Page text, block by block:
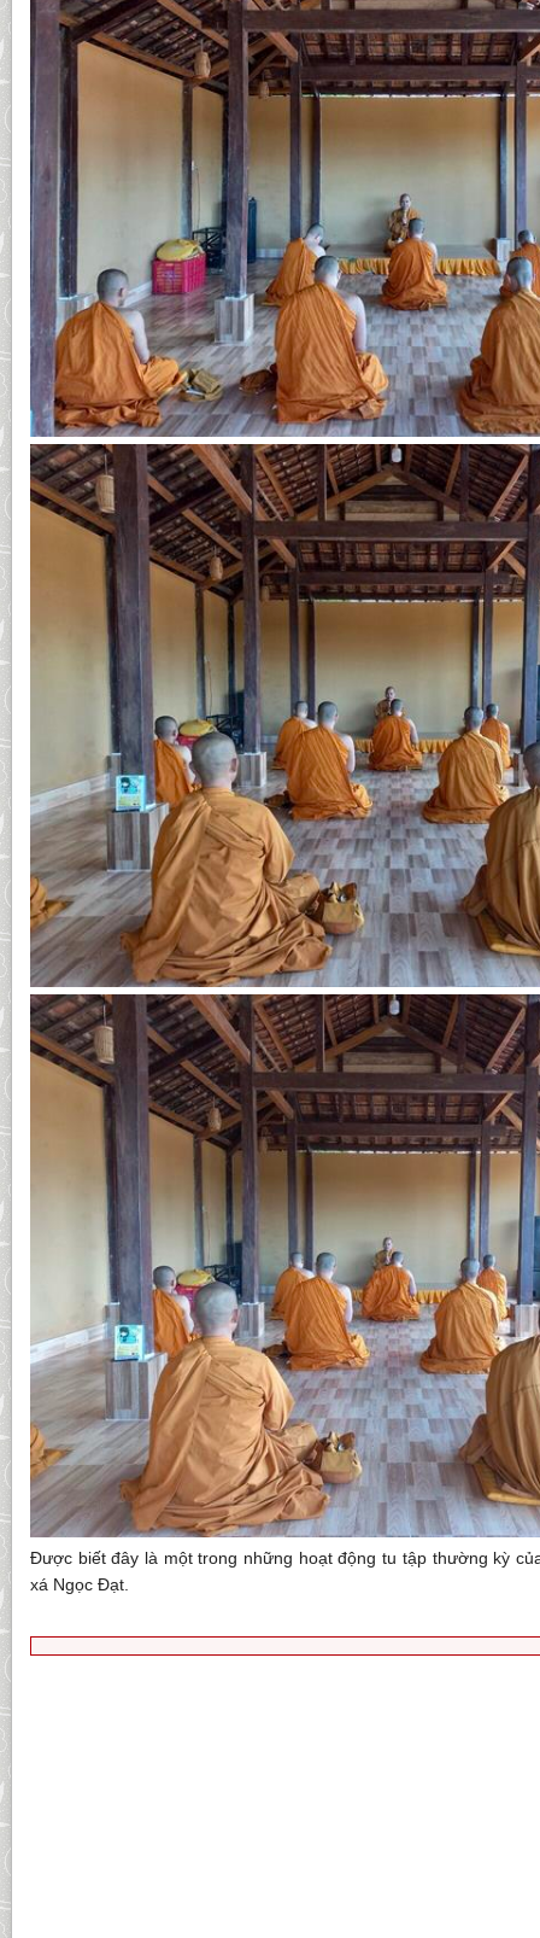
Được biết đây là một trong những hoạt động tu tập thường kỳ
xá Ngọc Đạt.